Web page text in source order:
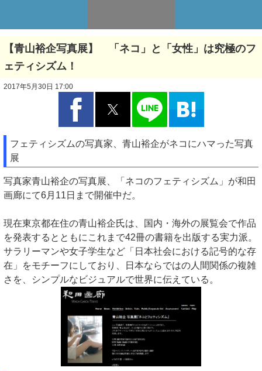
【青山裕企写真展】 「ネコ」と「女性」は究極のフ
ェティシズム！
2017年5月30日 17:00
フェティシズムの写真家、青山裕企がネコにハマった写真
展
写真家青山裕企の写真展、「ネコのフェティシズム」が和田
画廊にて6月11日まで開催中だ。
現在東京都在住の青山裕企氏は、国内・海外の展覧会で作品
を発表するとともにこれまで42冊の書籍を出版する実力派。
サラリーマンや女子学生など「日本社会における記号的な存
在」をモチーフにしており、日本ならではの人間関係の複雑
さを、シンプルなビジュアルで世界に伝えている。